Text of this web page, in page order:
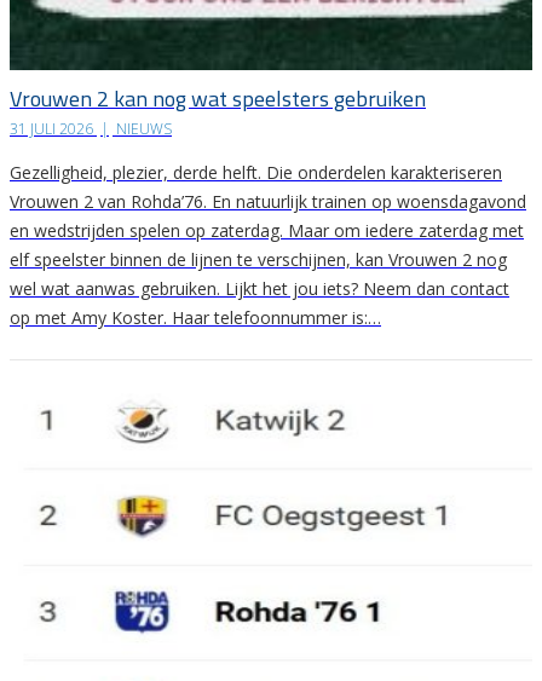
Vrouwen 2 kan nog wat speelsters gebruiken
31 JULI 2026 | NIEUWS
Gezelligheid, plezier, derde helft. Die onderdelen karakteriseren
Vrouwen 2 van Rohda’76. En natuurlijk trainen op woensdagavond
en wedstrijden spelen op zaterdag. Maar om iedere zaterdag met
elf speelster binnen de lijnen te verschijnen, kan Vrouwen 2 nog
wel wat aanwas gebruiken. Lijkt het jou iets? Neem dan contact
op met Amy Koster. Haar telefoonnummer is:…